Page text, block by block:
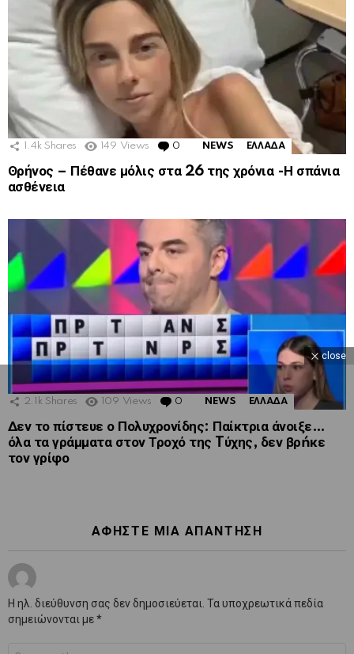
1.4k Shares 149 Views 0 Comments
NEWS ΕΛΛΑΔΑ
Θρήνος – Πέθανε μόλις στα 26 της χρόνια -Η σπάνια
ασθένεια
2.1k Shares 109 Views 0 Comments
NEWS ΕΛΛΑΔΑ
Δεν το πίστευε ο Πολυχρονίδης: Παίκτρια άνοιξε…
όλα τα γράμματα στον Τροχό της Tύχης, δεν βρńκε
τον γρίφο
ΑΦΉΣΤΕ ΜΙΑ ΑΠΆΝΤΗΣΗ
Η ηλ. διεύθυνση σας δεν δημοσιεύεται. Τα υποχρεωτικά πεδία
σημειώνονται με*
close